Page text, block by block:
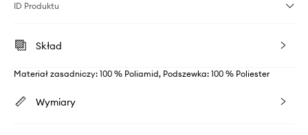
ID Produktu
Skład
Materiał zasadniczy: 100 % Poliamid, Podszewka: 100 % Poliester
Wymiary